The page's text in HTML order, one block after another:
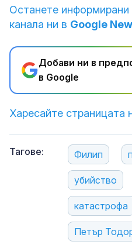
Останете информирани
канала ни в Google
Добави ни в
в Google
Харесайте страницата
Тагове: Филип
убийство
катастрофа
Петър